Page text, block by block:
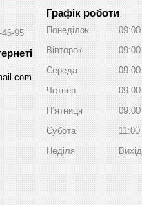
95
Графік роботи
Понеділок 09:00
Вівторок
09:00
Середа
09:00
Четвер
09:00
Пʼятниця
09:00
Субота
11:00
Неділя